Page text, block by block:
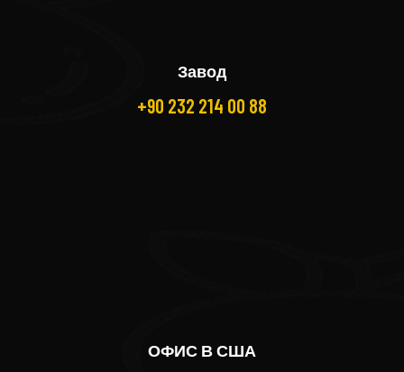
Завод
+90 232 214 00 88
ОФИС В США